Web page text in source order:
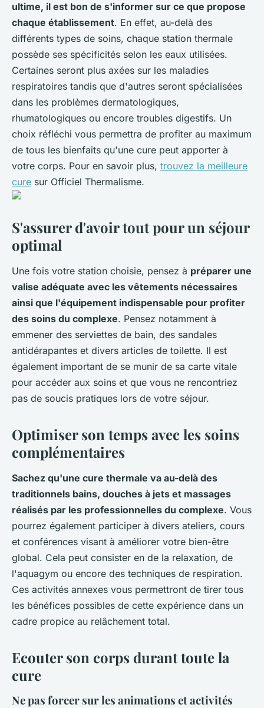
ultime, il est bon de s'informer sur ce que propose
chaque établissement. En effet, au-delà des
différents types de soins, chaque station thermale
possède ses spécificités selon les eaux utilisées.
Certaines seront plus axées sur les maladies
respiratoires tandis que d'autres seront spécialisées
dans les problèmes dermatologiques,
rhumatologiques ou encore troubles digestifs. Un
choix réfléchi vous permettra de profiter au maximum
de tous les bienfaits qu'une cure peut apporter à
votre corps. Pour en savoir plus, trouvez la meilleure
cure sur Officiel Thermalisme.
S'assurer d'avoir tout pour un séjour
optimal
Une fois votre station choisie, pensez à préparer une
valise adéquate avec les vêtements nécessaires
ainsi que l'équipement indispensable pour profiter
des soins du complexe. Pensez notamment à
emmener des serviettes de bain, des sandales
antidérapantes et divers articles de toilette. Il est
également important de se munir de sa carte vitale
pour accéder aux soins et que vous ne rencontriez
pas de soucis pratiques lors de votre séjour.
Optimiser son temps avec les soins
complémentaires
Sachez qu'une cure thermale va au-delà des
traditionnels bains, douches à jets et massages
réalisés par les professionnelles du complexe. Vous
pourrez également participer à divers ateliers, cours
et conférences visant à améliorer votre bien-être
global. Cela peut consister en de la relaxation, de
l'aquagym ou encore des techniques de respiration.
Ces activités annexes vous permettront de tirer tous
les bénéfices possibles de cette expérience dans un
cadre propice au relâchement total.
Ecouter son corps durant toute la
cure
Ne pas forcer sur les animations et activités